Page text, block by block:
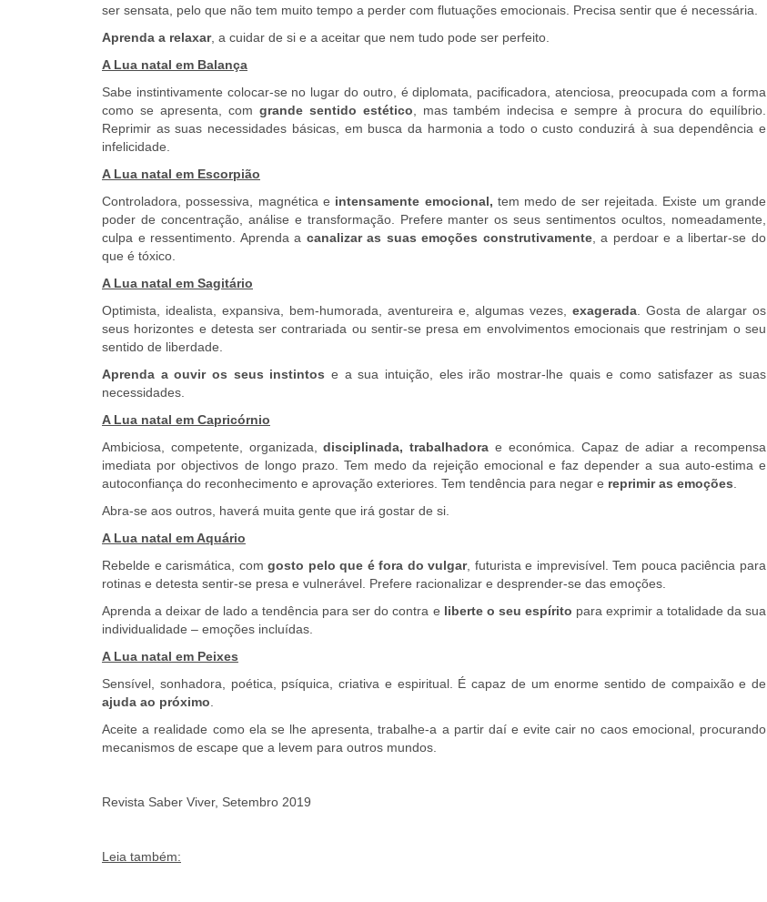
ser sensata, pelo que não tem muito tempo a perder com flutuações emocionais. Precisa sentir que é necessária.
Aprenda a relaxar, a cuidar de si e a aceitar que nem tudo pode ser perfeito.
A Lua natal em Balança
Sabe instintivamente colocar-se no lugar do outro, é diplomata, pacificadora, atenciosa, preocupada com a forma
como se apresenta, com grande sentido estético , mas também indecisa e sempre à procura do equilíbrio.
Reprimir as suas necessidades básicas, em busca da harmonia a todo o custo conduzirá à sua dependência e
infelicidade.
A Lua natal em Escorpião
Controladora, possessiva, magnética e intensamente emocional, tem medo de ser rejeitada. Existe um grande
poder de concentração, análise e transformação. Prefere manter os seus sentimentos ocultos, nomeadamente,
culpa e ressentimento. Aprenda a canalizar as suas emoções construtivamente, a perdoar e a libertar-se do
que é tóxico.
A Lua natal em Sagitário
Optimista, idealista, expansiva, bem-humorada, aventureira e, algumas vezes, exagerada . Gosta de alargar os
seus horizontes e detesta ser contrariada ou sentir-se presa em envolvimentos emocionais que restrinjam o seu
sentido de liberdade.
Aprenda a ouvir os seus instintos e a sua intuição, eles irão mostrar-lhe quais e como satisfazer as suas
necessidades.
A Lua natal em Capricórnio
Ambiciosa, competente, organizada,disciplinada, trabalhadora e económica. Capaz de adiar a recompensa
imediata por objectivos de longo prazo. Tem medo da rejeição emocional e faz depender a sua auto-estima e
autoconfiança do reconhecimento e aprovação exteriores. Tem tendência para negar e reprimir as emoções
Abra-se aos outros, haverá muita gente que irá gostar de si.
A Lua natal em Aquário
Rebelde e carismática, comgosto pelo que é fora do vulgar, futurista e imprevisível. Tem pouca paciência para
rotinas e detesta sentir-se presa e vulnerável. Prefere racionalizar e desprender-se das emoções.
Aprenda a deixar de lado a tendência para ser do contra e liberte o seu espírito para exprimir a totalidade da sua
individualidade – emoções incluídas.
A Lua natal em Peixes
Sensível, sonhadora, poética, psíquica, criativa e espiritual. É capaz de um enorme sentido de compaixão e de
ajuda ao próximo
Aceite a realidade como ela se lhe apresenta, trabalhe-a a partir daí e evite cair no caos emocional, procurando
mecanismos de escape que a levem para outros mundos.
Revista Saber Viver, Setembro 2019
Leia também: